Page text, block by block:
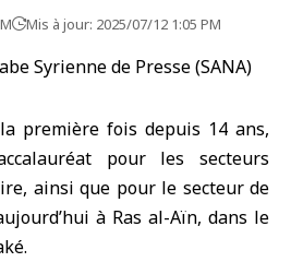
Mis à jour: 2025/07/12 1:05 PM
la première fois depuis 14 ans,
pour les secteurs
ainsi que pour le secteur de
à Ras al-Aïn, dans le